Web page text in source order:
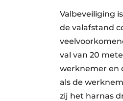
Valbeveiliging
de valafstand
val van 20
werknemer en
als de
zij het harnas